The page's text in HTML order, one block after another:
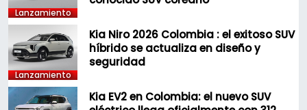
Lanzamiento
Lanzamiento
Kia Niro 2026 Colombia : el exitoso SUV
híbrido se actualiza en diseño y
seguridad
Kia EV2 en Colombia: el nuevo SUV